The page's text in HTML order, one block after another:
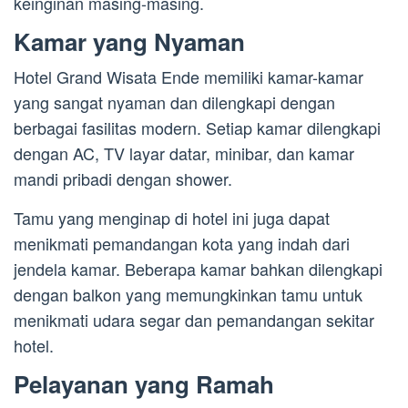
Kamar yang Nyaman
Hotel Grand Wisata Ende memiliki kamar-kamar
yang sangat nyaman dan dilengkapi dengan
berbagai fasilitas modern. Setiap kamar dilengkapi
dengan AC, TV layar datar, minibar, dan kamar
mandi pribadi dengan shower.
Tamu yang menginap di hotel ini juga dapat
menikmati pemandangan kota yang indah dari
jendela kamar. Beberapa kamar bahkan dilengkapi
dengan balkon yang memungkinkan tamu untuk
menikmati udara segar dan pemandangan sekitar
hotel.
Pelayanan yang Ramah